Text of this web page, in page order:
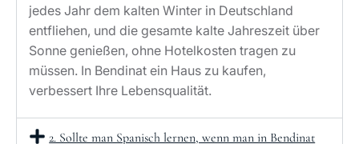
jedes Jahr dem kalten Winter in Deutschland
entfliehen, und die gesamte kalte Jahreszeit über
Sonne genießen, ohne Hotelkosten tragen zu
müssen. In Bendinat ein Haus zu kaufen,
verbessert Ihre Lebensqualität.
2. Sollte man Spanisch lernen, wenn man in Bendinat